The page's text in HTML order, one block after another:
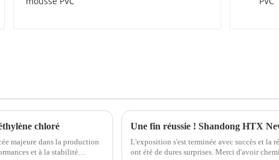
chloré
majeure dans la production
et à la stabilité
L'exposition s'est terminée avec succès et la
ont été de dures surprises. Merci d'avoir